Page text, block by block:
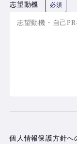
志望動機 必須
個人情報保護方針へ